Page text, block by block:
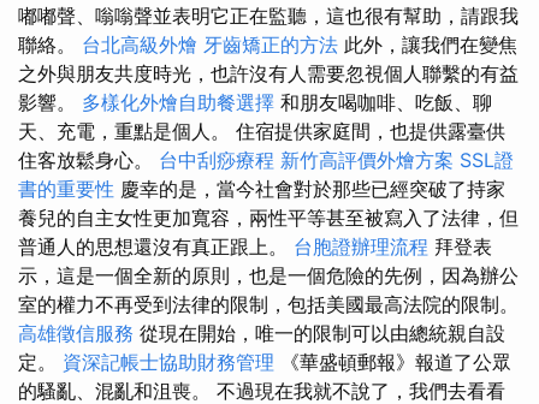
嘟嘟聲、嗡嗡聲並表明它正在監聽，這也很有幫助，請跟我
聯絡。 台北高級外燴 牙齒矯正的方法 此外，讓我們在變焦
之外與朋友共度時光，也許沒有人需要忽視個人聯繫的有益
影響。 多樣化外燴自助餐選擇 和朋友喝咖啡、吃飯、聊
天、充電，重點是個人。 住宿提供家庭間，也提供露臺供
住客放鬆身心。 台中刮痧療程 新竹高評價外燴方案 SSL證
書的重要性 慶幸的是，當今社會對於那些已經突破了持家
養兒的自主女性更加寬容，兩性平等甚至被寫入了法律，但
普通人的思想還沒有真正跟上。 台胞證辦理流程 拜登表
示，這是一個全新的原則，也是一個危險的先例，因為辦公
室的權力不再受到法律的限制，包括美國最高法院的限制。
高雄徵信服務 從現在開始，唯一的限制可以由總統親自設
定。 資深記帳士協助財務管理 《華盛頓郵報》報道了公眾
的騷亂、混亂和沮喪。 不過現在我就不說了，我們去看看